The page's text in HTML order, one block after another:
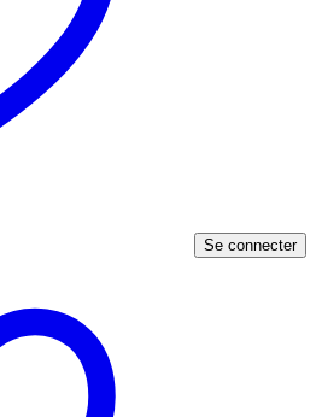
Se connecter